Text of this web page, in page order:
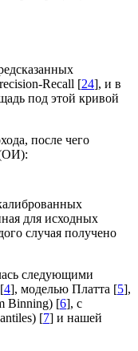
Recall [24], и в
под этой кривой
после чего
(ОИ):
для исходных
случая получено
следующими
4], моделью Платта [5],
Binning) [6], с
[7] и нашей